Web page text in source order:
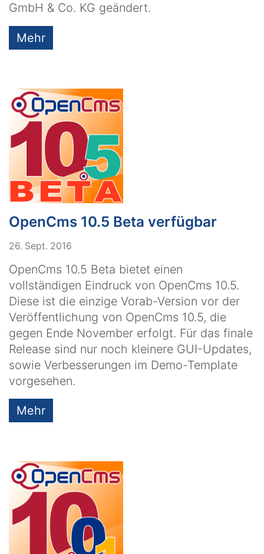
GmbH & Co. KG geändert.
Mehr
OpenCms 10.5 Beta verfügbar
26. Sept. 2016
OpenCms 10.5 Beta bietet einen
vollständigen Eindruck von OpenCms 10.5.
Diese ist die einzige Vorab-Version vor der
Veröffentlichung von OpenCms 10.5, die
gegen Ende November erfolgt. Für das finale
Release sind nur noch kleinere GUI-Updates,
sowie Verbesserungen im Demo-Template
vorgesehen.
Mehr